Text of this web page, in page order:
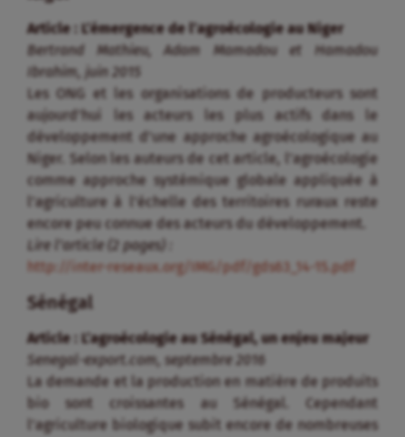
Article : L’émergence de l’agroécologie au Niger
Bertrand Mathieu, Adam Mamadou et Hamadou
Ibrahim, juin 2015
Les ONG et les organisations de producteurs sont
aujourd’hui les acteurs les plus actifs dans le
développement d’une approche agroécologique au
Niger. Selon les auteurs de cet article, l’agroécologie
comme approche systémique globale appliquée à
l’agriculture à l’échelle des territoires ruraux reste
encore peu connue des acteurs du développement.
Lire l’article (2 pages) :
http://inter-reseaux.org/IMG/pdf/gds63_14-15.pdf
Sénégal
Article : L’agroécologie au Sénégal, un enjeu majeur
Senegal-export.com, septembre 2016
La demande et la production en matière de produits
bio sont croissantes au Sénégal. Cependant
l’agriculture biologique subit encore de nombreuses